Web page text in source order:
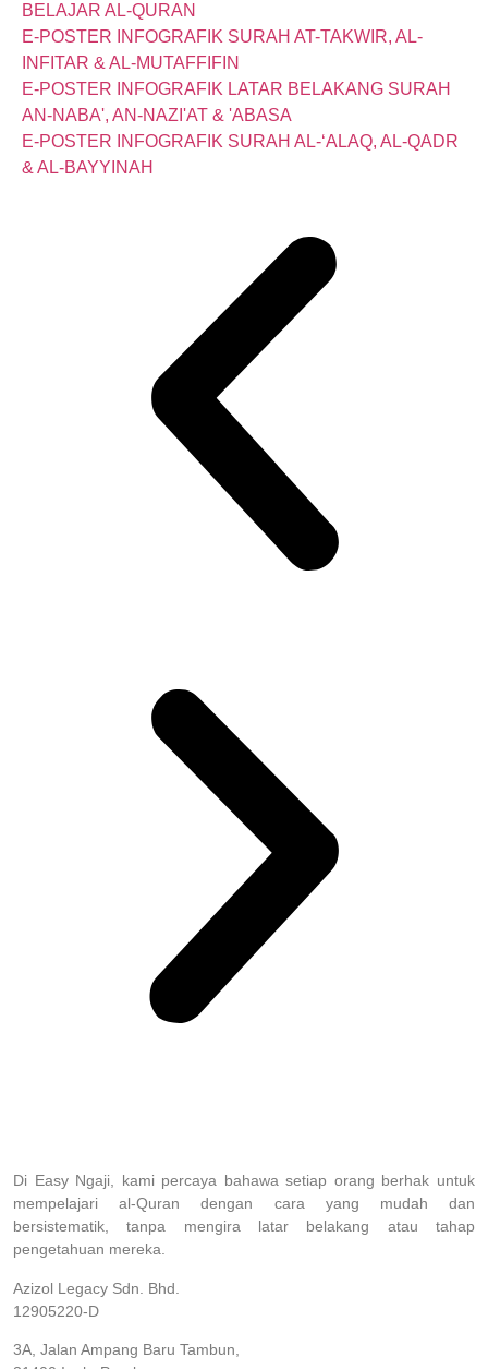
BELAJAR AL-QURAN
E-POSTER INFOGRAFIK SURAH AT-TAKWIR, AL-
INFITAR & AL-MUTAFFIFIN
E-POSTER INFOGRAFIK LATAR BELAKANG SURAH
AN-NABA', AN-NAZI'AT & 'ABASA
E-POSTER INFOGRAFIK SURAH AL-‘ALAQ, AL-QADR
& AL-BAYYINAH
Di Easy Ngaji, kami percaya bahawa setiap orang berhak untuk
mempelajari al-Quran dengan cara yang mudah dan
bersistematik, tanpa mengira latar belakang atau tahap
pengetahuan mereka.
Azizol Legacy Sdn. Bhd.
12905220-D
3A, Jalan Ampang Baru Tambun,